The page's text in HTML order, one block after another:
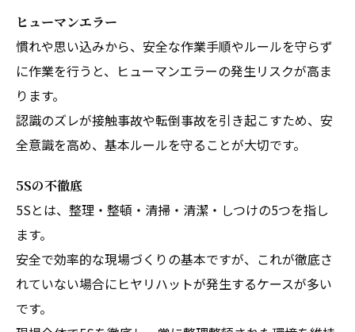
ヒューマンエラー
慣れや思い込みから、安全な作業手順やルールを守らず
に作業を行うと、ヒューマンエラーの発生リスクが高ま
ります。
認識のズレが接触事故や転倒事故を引き起こすため、安
全意識を高め、基本ルールを守ることが大切です。
5Sの不徹底
5Sとは、整理・整頓・清掃・清潔・しつけの5つを指し
ます。
安全で効率的な現場づくりの基本ですが、これが徹底さ
れていない場合にヒヤリハットが発生するケースが多い
です。